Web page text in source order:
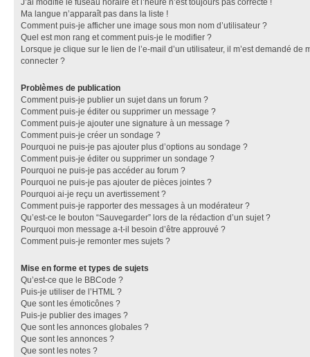
Ma langue n’apparaît pas dans la liste !
Comment puis-je afficher une image sous mon nom d’utilisateur ?
Quel est mon rang et comment puis-je le modifier ?
Lorsque je clique sur le lien de l’e-mail d’un utilisateur, il m’est demandé de
connecter ?
Problèmes de publication
Comment puis-je publier un sujet dans un forum ?
Comment puis-je éditer ou supprimer un message ?
Comment puis-je ajouter une signature à un message ?
Comment puis-je créer un sondage ?
Pourquoi ne puis-je pas ajouter plus d’options au sondage ?
Comment puis-je éditer ou supprimer un sondage ?
Pourquoi ne puis-je pas accéder au forum ?
Pourquoi ne puis-je pas ajouter de pièces jointes ?
Pourquoi ai-je reçu un avertissement ?
Comment puis-je rapporter des messages à un modérateur ?
Qu’est-ce le bouton “Sauvegarder” lors de la rédaction d’un sujet ?
Pourquoi mon message a-t-il besoin d’être approuvé ?
Comment puis-je remonter mes sujets ?
Mise en forme et types de sujets
Qu’est-ce que le BBCode ?
Puis-je utiliser de l’HTML ?
Que sont les émoticônes ?
Puis-je publier des images ?
Que sont les annonces globales ?
Que sont les annonces ?
Que sont les notes ?